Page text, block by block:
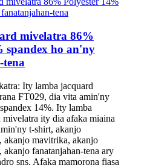
mivelatra 86%
spandex ho an'ny
Ity lamba jacquard
FT029, dia vita amin'ny
14%. Ity lamba
mivelatra ity dia afaka miaina
t-shirt, akanjo
akanjo mavitrika, akanjo
akanjo fanatanjahan-tena ary
sns. Afaka mamorona fiasa